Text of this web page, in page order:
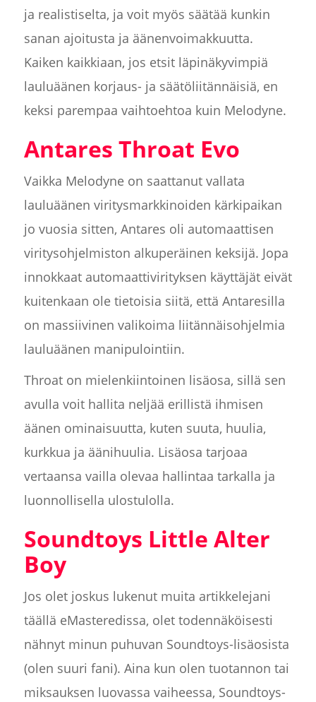
ja realistiselta, ja voit myös säätää kunkin
sanan ajoitusta ja äänenvoimakkuutta.
Kaiken kaikkiaan, jos etsit läpinäkyvimpiä
lauluäänen korjaus- ja säätöliitännäisiä, en
keksi parempaa vaihtoehtoa kuin Melodyne.
Antares Throat Evo
Vaikka Melodyne on saattanut vallata
lauluäänen viritysmarkkinoiden kärkipaikan
jo vuosia sitten, Antares oli automaattisen
viritysohjelmiston alkuperäinen keksijä. Jopa
innokkaat automaattivirityksen käyttäjät eivät
kuitenkaan ole tietoisia siitä, että Antaresilla
on massiivinen valikoima liitännäisohjelmia
lauluäänen manipulointiin.
Throat on mielenkiintoinen lisäosa, sillä sen
avulla voit hallita neljää erillistä ihmisen
äänen ominaisuutta, kuten suuta, huulia,
kurkkua ja äänihuulia. Lisäosa tarjoaa
vertaansa vailla olevaa hallintaa tarkalla ja
luonnollisella ulostulolla.
Soundtoys Little Alter
Boy
Jos olet joskus lukenut muita artikkelejani
täällä eMasteredissa, olet todennäköisesti
nähnyt minun puhuvan Soundtoys-lisäosista
(olen suuri fani). Aina kun olen tuotannon tai
miksauksen luovassa vaiheessa, Soundtoys-